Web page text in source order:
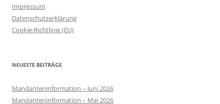
Impressum
Datenschutzerklärung
Cookie-Richtlinie (EU)
NEUESTE BEITRÄGE
Mandanteninformation – Juni 2026
Mandanteninformation – Mai 2026